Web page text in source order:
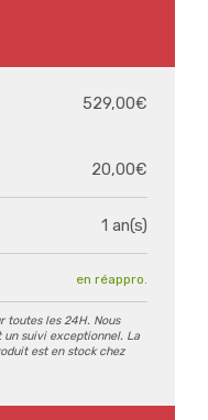
529,00€
20,00€
1 an(s)
en réappro.
toutes les 24H. Nous
un suivi exceptionnel. La
est en stock chez